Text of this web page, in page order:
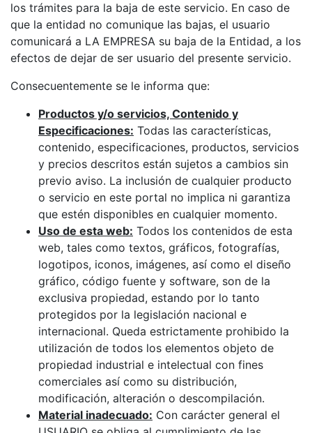
los trámites para la baja de este servicio. En caso de
que la entidad no comunique las bajas, el usuario
comunicará a LA EMPRESA su baja de la Entidad, a los
efectos de dejar de ser usuario del presente servicio.
Consecuentemente se le informa que:
Productos y/o servicios, Contenido y
Especificaciones: Todas las características,
contenido, especificaciones, productos, servicios
y precios descritos están sujetos a cambios sin
previo aviso. La inclusión de cualquier producto
o servicio en este portal no implica ni garantiza
que estén disponibles en cualquier momento.
Uso de esta web: Todos los contenidos de esta
web, tales como textos, gráficos, fotografías,
logotipos, iconos, imágenes, así como el diseño
gráfico, código fuente y software, son de la
exclusiva propiedad, estando por lo tanto
protegidos por la legislación nacional e
internacional. Queda estrictamente prohibido la
utilización de todos los elementos objeto de
propiedad industrial e intelectual con fines
comerciales así como su distribución,
modificación, alteración o descompilación.
Material inadecuado: Con carácter general el